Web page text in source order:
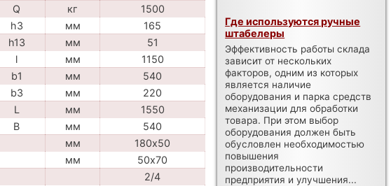
Q кг
1500
h3 мм
165
h13 мм
51
l мм
1150
b1 мм
540
b3 мм
220
L мм
1550
B мм
540
мм
180х50
мм
50х70
2/4
Где используются ручные
штабелеры
Эффективность работы склада
зависит от нескольких
факторов, одним из которых
является наличие
оборудования и парка средств
механизации для обработки
товара. При этом выбор
оборудования должен быть
обусловлен необходимостью
повышения
производительности
предприятия и улучшения...